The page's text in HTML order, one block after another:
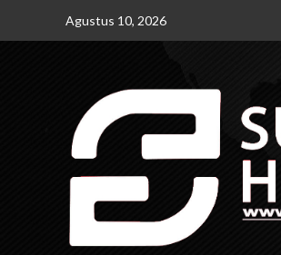
Agustus 10, 2026